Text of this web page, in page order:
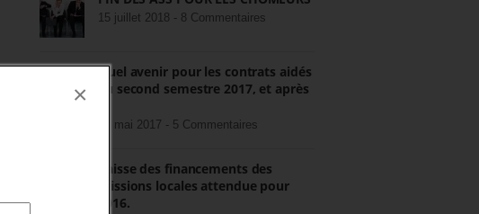
×
15 juillet 2018 - 8 Commentaires
Quel avenir pour les contrats aidés
au second semestre 2017, et après
22 mai 2017 - 5 Commentaires
Baisse des financements des
missions locales attendue pour
2016.